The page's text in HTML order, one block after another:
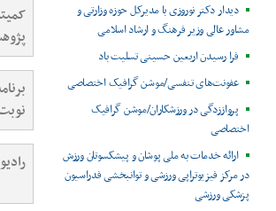
دیدار دکتر نوروزی با مدیرکل حوزه وزارتی و
مشاور عالی وزیر فرهنگ و ارشاد اسلامی
فرا رسیدن اربعین حسینی تسلیت باد
عفونت‌های تنفسی/موشن گرافیک اختصاصی
پرواززدگی در ورزشکاران/موشن گرافیک
اختصاصی
ارائه خدمات به ملی پوشان و پیشکسوتان ورزش
در مرکز فیزیوتراپی ورزشی و توانبخشی فدراسیون
پزشکی ورزشی